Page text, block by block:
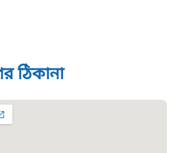
নৌ-পরিবহন হটলাইন
ঠিকানা